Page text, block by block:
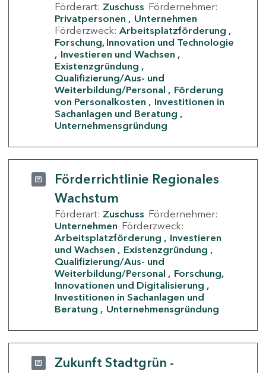
Förderart: Zuschuss Fördernehmer:
Privatpersonen
Unternehmen
Förderzweck: Arbeitsplatzförderung
Forschung, Innovation und Technologie
Investieren und Wachsen
Existenzgründung
Qualifizierung/Aus- und
Weiterbildung/Personal
Förderung
von Personalkosten
Investitionen in
Sachanlagen und Beratung
Unternehmensgründung
Förderrichtlinie Regionales
Wachstum
Förderart: Zuschuss Fördernehmer:
Unternehmen Förderzweck:
Arbeitsplatzförderung
Investieren
und Wachsen
Existenzgründung
Qualifizierung/Aus- und
Weiterbildung/Personal
Forschung,
Innovationen und Digitalisierung
Investitionen in Sachanlagen und
Beratung
Unternehmensgründung
Zukunft Stadtgrün -